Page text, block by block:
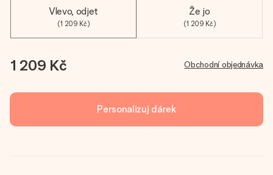
Vlevo, odjet
(1 209 Kč)
Že jo
(1 209 Kč)
1 209 Kč Obchodní objednávka
Personalizuj dárek